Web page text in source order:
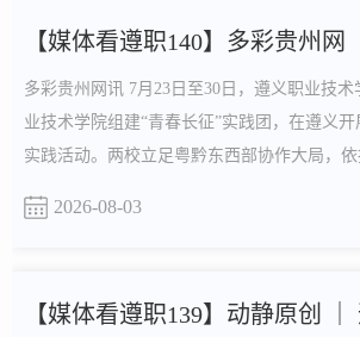
多彩贵州网讯 7月23日至30日，遵义职业技
业技术学院组建“青春长征”实践团，在遵义开
实践活动。两校立足粤黔东西部协作大局，
年学生在红色沃土中铸魂、在乡土一线中问道
2026-08-03